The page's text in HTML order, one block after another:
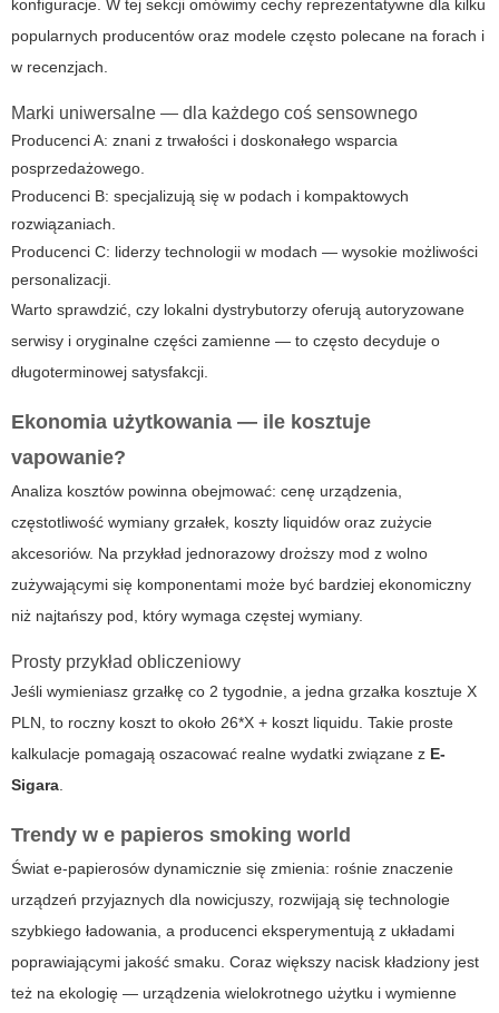
konfiguracje. W tej sekcji omówimy cechy reprezentatywne dla kilku
popularnych producentów oraz modele często polecane na forach i
w recenzjach.
Marki uniwersalne — dla każdego coś sensownego
Producenci A: znani z trwałości i doskonałego wsparcia
posprzedażowego.
Producenci B: specjalizują się w podach i kompaktowych
rozwiązaniach.
Producenci C: liderzy technologii w modach — wysokie możliwości
personalizacji.
Warto sprawdzić, czy lokalni dystrybutorzy oferują autoryzowane
serwisy i oryginalne części zamienne — to często decyduje o
długoterminowej satysfakcji.
Ekonomia użytkowania — ile kosztuje
vapowanie?
Analiza kosztów powinna obejmować: cenę urządzenia,
częstotliwość wymiany grzałek, koszty liquidów oraz zużycie
akcesoriów. Na przykład jednorazowy droższy mod z wolno
zużywającymi się komponentami może być bardziej ekonomiczny
niż najtańszy pod, który wymaga częstej wymiany.
Prosty przykład obliczeniowy
Jeśli wymieniasz grzałkę co 2 tygodnie, a jedna grzałka kosztuje X
PLN, to roczny koszt to około 26*X + koszt liquidu. Takie proste
kalkulacje pomagają oszacować realne wydatki związane z E-
Sigara
Trendy w e papieros smoking world
Świat e-papierosów dynamicznie się zmienia: rośnie znaczenie
urządzeń przyjaznych dla nowicjuszy, rozwijają się technologie
szybkiego ładowania, a producenci eksperymentują z układami
poprawiającymi jakość smaku. Coraz większy nacisk kładziony jest
też na ekologię — urządzenia wielokrotnego użytku i wymienne